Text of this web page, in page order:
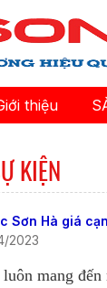
thiệu
KIỆN
Sơn Hà giá
2023
luôn mang